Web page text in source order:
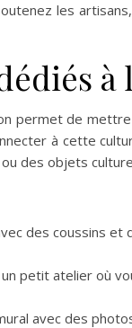
les
permet de
à cette
des objets
des coussins
petit atelier où
avec des